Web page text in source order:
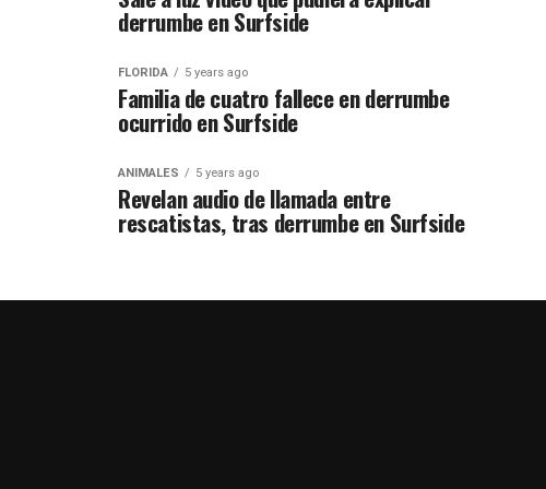
derrumbe en Surfside
FLORIDA 5 years ago
Familia de cuatro fallece en derrumbe
ocurrido en Surfside
ANIMALES 5 years ago
Revelan audio de llamada entre
rescatistas, tras derrumbe en Surfside